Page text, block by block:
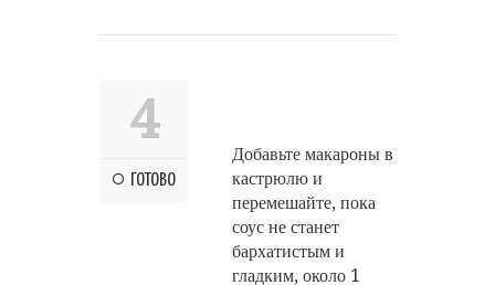
4
ГОТОВО
Добавьте макароны в
кастрюлю и
перемешайте, пока
соус не станет
бархатистым и
гладким, около 1